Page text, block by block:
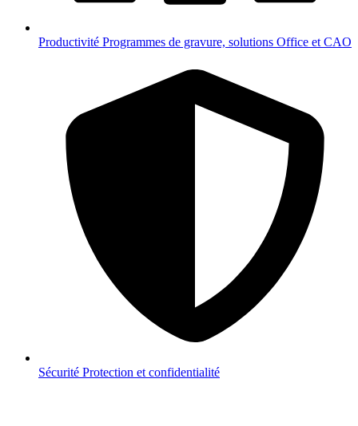
Productivité Programmes de gravure, solutions Office et CAO
Sécurité Protection et confidentialité